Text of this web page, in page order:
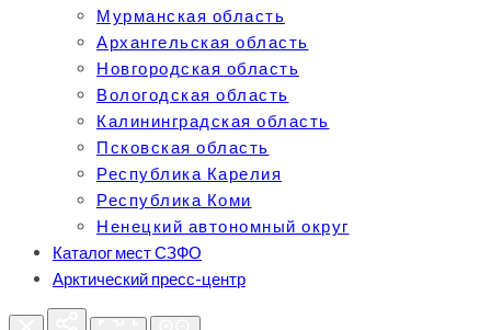
Мурманская область
Архангельская область
Новгородская область
Вологодская область
Калининградская область
Псковская область
Республика Карелия
Республика Коми
Ненецкий автономный округ
Каталог мест СЗФО
Арктический пресс-центр